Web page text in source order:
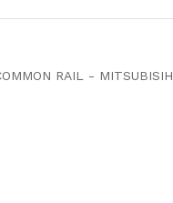
RAIL -